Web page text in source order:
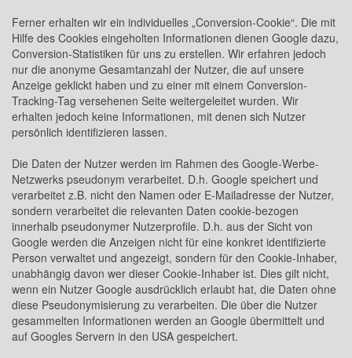
Ferner erhalten wir ein individuelles „Conversion-Cookie“. Die mit
Hilfe des Cookies eingeholten Informationen dienen Google dazu,
Conversion-Statistiken für uns zu erstellen. Wir erfahren jedoch
nur die anonyme Gesamtanzahl der Nutzer, die auf unsere
Anzeige geklickt haben und zu einer mit einem Conversion-
Tracking-Tag versehenen Seite weitergeleitet wurden. Wir
erhalten jedoch keine Informationen, mit denen sich Nutzer
persönlich identifizieren lassen.
Die Daten der Nutzer werden im Rahmen des Google-Werbe-
Netzwerks pseudonym verarbeitet. D.h. Google speichert und
verarbeitet z.B. nicht den Namen oder E-Mailadresse der Nutzer,
sondern verarbeitet die relevanten Daten cookie-bezogen
innerhalb pseudonymer Nutzerprofile. D.h. aus der Sicht von
Google werden die Anzeigen nicht für eine konkret identifizierte
Person verwaltet und angezeigt, sondern für den Cookie-Inhaber,
unabhängig davon wer dieser Cookie-Inhaber ist. Dies gilt nicht,
wenn ein Nutzer Google ausdrücklich erlaubt hat, die Daten ohne
diese Pseudonymisierung zu verarbeiten. Die über die Nutzer
gesammelten Informationen werden an Google übermittelt und
auf Googles Servern in den USA gespeichert.